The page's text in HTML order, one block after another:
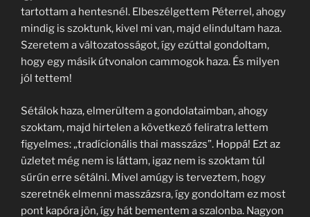
tartottam a hentesnél. Elbeszélgettem Péterrel, ahogy
mindig is szoktunk, kivel mi van, majd elindultam haza.
Szeretem a változatosságot, így ezúttal gondoltam,
hogy egy másik útvonalon cammogok haza. És milyen
jól tettem!
Sétálok haza, elmerültem a gondolataimban, ahogy
szoktam, majd hirtelen a következő feliratra lettem
figyelmes: „tradícionális thai masszázs”. Hoppá! Ezt az
üzletet még nem is láttam, igaz nem is szoktam túl
sűrűn erre sétálni. Mivel amúgy is terveztem, hogy
szeretnék elmenni masszázsra, így gondoltam ez most
pont kapóra jön, így hát bementem a szalonba. Nagyon